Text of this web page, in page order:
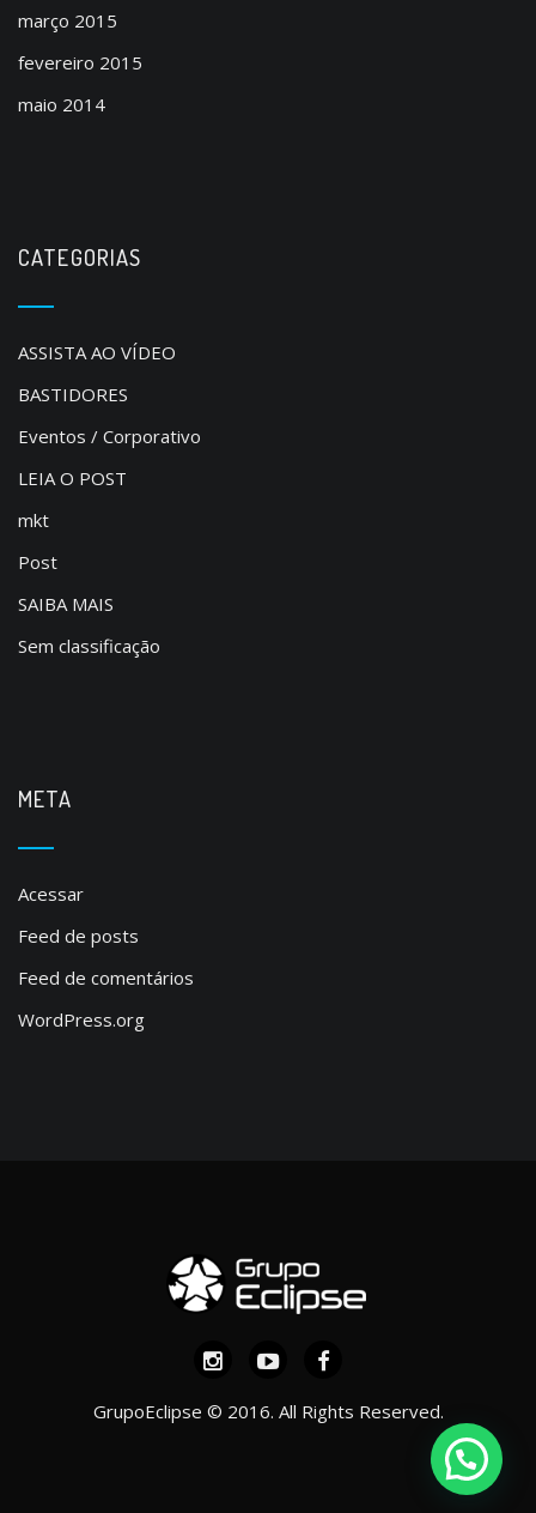
março 2015
fevereiro 2015
maio 2014
CATEGORIAS
ASSISTA AO VÍDEO
BASTIDORES
Eventos / Corporativo
LEIA O POST
mkt
Post
SAIBA MAIS
Sem classificação
META
Acessar
Feed de posts
Feed de comentários
WordPress.org
GrupoEclipse © 2016. All Rights Reserved.